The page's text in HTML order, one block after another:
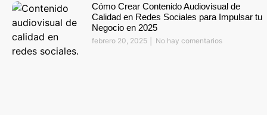
Cómo Crear Contenido Audiovisual de
Calidad en Redes Sociales para Impulsar tu
Negocio en 2025
febrero 20, 2025 No hay comentarios